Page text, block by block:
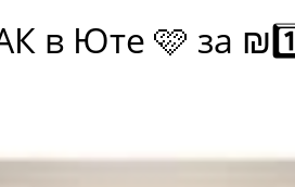
в Юте 🩷 за